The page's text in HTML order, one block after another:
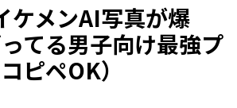
ケメンAI写真が爆
てる男子向け最強プ
ピペOK）